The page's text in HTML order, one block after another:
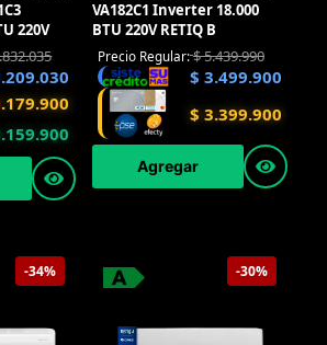
220V
VA182C1 Inverter 18.000
BTU 220V RETIQ B
Precio Regular:$5.439.990
$ 3.499.900
$ 3.399.900
Agregar
-34% -30%